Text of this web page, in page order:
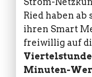
Ried haben
ihren Smart
freiwillig auf
Minuten-